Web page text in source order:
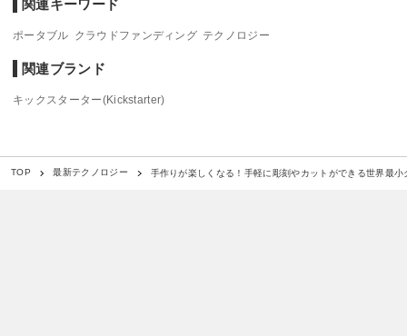
関連キーワード
ポータブル クラウドファンディング テクノロジー
関連ブランド
キックスターター(Kickstarter)
TOP 最新テクノロジー 手作りが楽しくなる！手軽に彫刻やカットができる世界最